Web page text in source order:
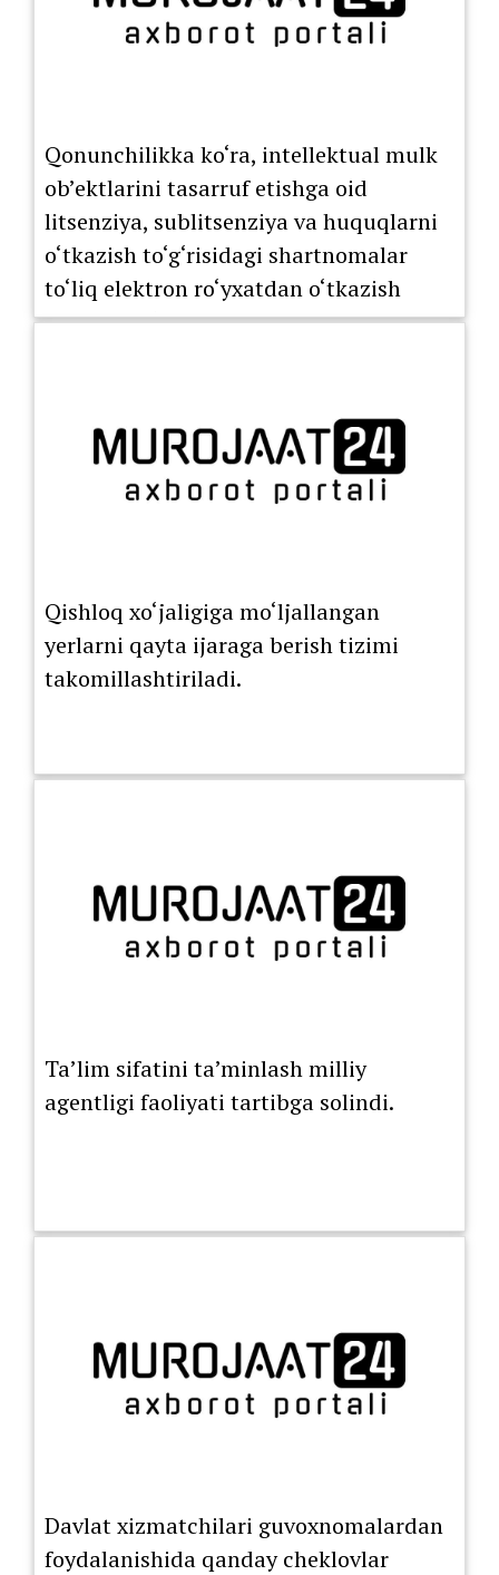
Qonunchilikka ko‘ra, intellektual mulk
ob’ektlarini tasarruf etishga oid
litsenziya, sublitsenziya va huquqlarni
o‘tkazish to‘g‘risidagi shartnomalar
to‘liq elektron ro‘yxatdan o‘tkazish
tartibiga o‘tkazildi.
Qishloq xo‘jaligiga mo‘ljallangan
yerlarni qayta ijaraga berish tizimi
takomillashtiriladi.
Ta’lim sifatini ta’minlash milliy
agentligi faoliyati tartibga solindi.
Davlat xizmatchilari guvoxnomalardan
foydalanishida qanday cheklovlar